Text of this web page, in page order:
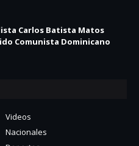
Carlos Batista Matos
Comunista Dominicano
Videos
Nacionales